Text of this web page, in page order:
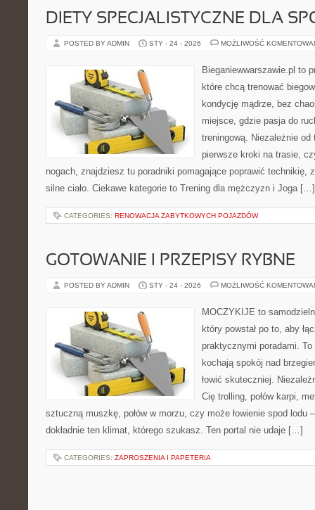
DIETY SPECJALISTYCZNE DLA
POSTED BY ADMIN STY - 24 - 2026 MOŻLIWOŚĆ
Bieganiewwarszawie.pl to
które chcą trenować
kondycję mądrze, bez
miejsce, gdzie pasja do
treningową. Niezależnie
pierwsze kroki na trasie,
nogach, znajdziesz tu poradniki pomagające poprawić technikię,
silne ciało. Ciekawe kategorie to Trening dla mężczyzn i Joga […]
CATEGORIES: RENOWACJA ZABYTKOWYCH POJAZDÓW
GOTOWANIE I PRZEPISY RYBNE
POSTED BY ADMIN STY - 24 - 2026 MOŻLIWOŚĆ
MOCZYKIJE to
który powstał po to, aby
praktycznymi poradami.
kochają spokój nad
łowić skuteczniej.
Cię trolling, połów karpi,
sztuczną muszkę, połów w morzu, czy może łowienie spod lodu
dokładnie ten klimat, którego szukasz. Ten portal nie udaje […]
CATEGORIES: ZAPROSZENIA I PAPETERIA